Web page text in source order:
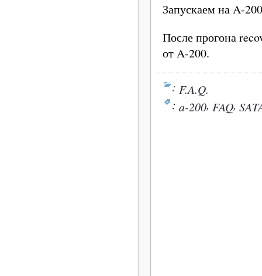
Запускаем на A-
После прогона
от A-200.
: F.A.Q.
: a-200, FAQ,